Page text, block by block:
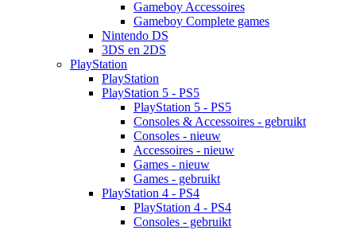
Gameboy Accessoires
Gameboy Complete games
Nintendo DS
3DS en 2DS
PlayStation
PlayStation
PlayStation 5 - PS5
PlayStation 5 - PS5
Consoles & Accessoires - gebruikt
Consoles - nieuw
Accessoires - nieuw
Games - nieuw
Games - gebruikt
PlayStation 4 - PS4
PlayStation 4 - PS4
Consoles - gebruikt